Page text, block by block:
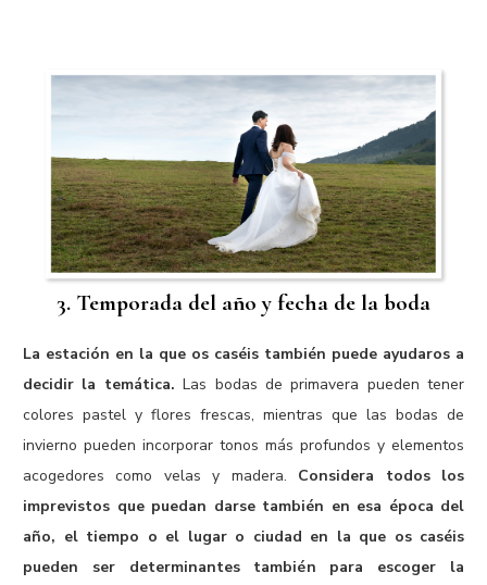
3. Temporada del año y fecha de la boda
La estación en la que os caséis también puede ayudaros a
decidir la temática. Las bodas de primavera pueden tener
colores pastel y flores frescas, mientras que las bodas de
invierno pueden incorporar tonos más profundos y elementos
acogedores como velas y madera. Considera todos los
imprevistos que puedan darse también en esa época del
año, el tiempo o el lugar o ciudad en la que os caséis
pueden ser determinantes también para escoger la